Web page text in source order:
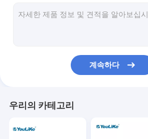
방수 MCB 상자
계속하다
우리의 카테고리